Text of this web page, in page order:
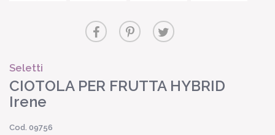
Seletti
CIOTOLA PER FRUTTA HYBRID
Irene
Cod. 09756